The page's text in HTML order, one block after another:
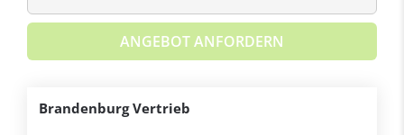
ANGEBOT ANFORDERN
Brandenburg Vertrieb